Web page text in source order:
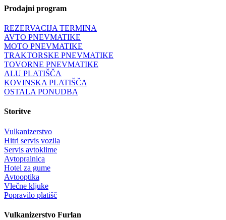
Prodajni program
REZERVACIJA TERMINA
AVTO PNEVMATIKE
MOTO PNEVMATIKE
TRAKTORSKE PNEVMATIKE
TOVORNE PNEVMATIKE
ALU PLATIŠČA
KOVINSKA PLATIŠČA
OSTALA PONUDBA
Storitve
Vulkanizerstvo
Hitri servis vozila
Servis avtoklime
Avtopralnica
Hotel za gume
Avtooptika
Vlečne kljuke
Popravilo platišč
Vulkanizerstvo Furlan